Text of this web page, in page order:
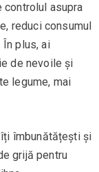
controlul asupra
reduci consumul
plus, ai
de nevoile și
legume, mai
îmbunătățești și
grijă pentru